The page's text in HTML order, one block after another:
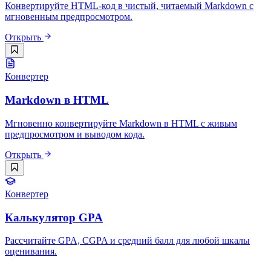
Конвертируйте HTML-код в чистый, читаемый Markdown с
мгновенным предпросмотром.
Открыть
Конвертер
Markdown в HTML
Мгновенно конвертируйте Markdown в HTML с живым
предпросмотром и выводом кода.
Открыть
Конвертер
Калькулятор GPA
Рассчитайте GPA, CGPA и средний балл для любой шкалы
оценивания.